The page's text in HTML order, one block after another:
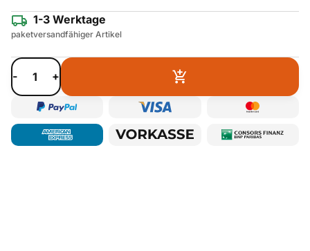
1-3 Werktage
paketversandfähiger Artikel
- +